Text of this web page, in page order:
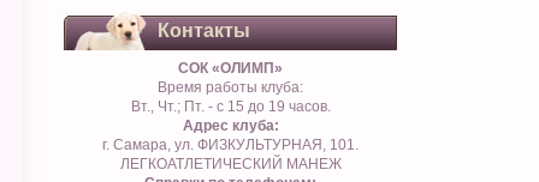
Контакты
СОК «ОЛИМП»
Время работы клуба:
Вт., Чт.; Пт. - с 15 до 19 часов.
Адрес клуба:
г. Самара, ул. ФИЗКУЛЬТУРНАЯ, 101.
ЛЕГКОАТЛЕТИЧЕСКИЙ МАНЕЖ